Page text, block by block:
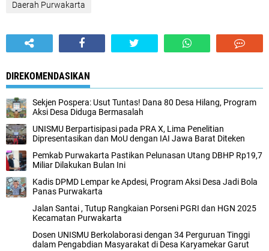
Daerah Purwakarta
DIREKOMENDASIKAN
Sekjen Pospera: Usut Tuntas! Dana 80 Desa Hilang, Program
Aksi Desa Diduga Bermasalah
UNISMU Berpartisipasi pada PRA X, Lima Penelitian
Dipresentasikan dan MoU dengan IAI Jawa Barat Diteken
Pemkab Purwakarta Pastikan Pelunasan Utang DBHP Rp19,7
Miliar Dilakukan Bulan Ini
Kadis DPMD Lempar ke Apdesi, Program Aksi Desa Jadi Bola
Panas Purwakarta
Jalan Santai , Tutup Rangkaian Porseni PGRI dan HGN 2025
Kecamatan Purwakarta
Dosen UNISMU Berkolaborasi dengan 34 Perguruan Tinggi
dalam Pengabdian Masyarakat di Desa Karyamekar Garut